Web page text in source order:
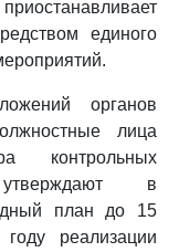
единого
органов
лица
контрольных
в
план до 15
реализации